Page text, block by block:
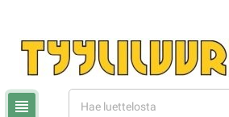
view_headline